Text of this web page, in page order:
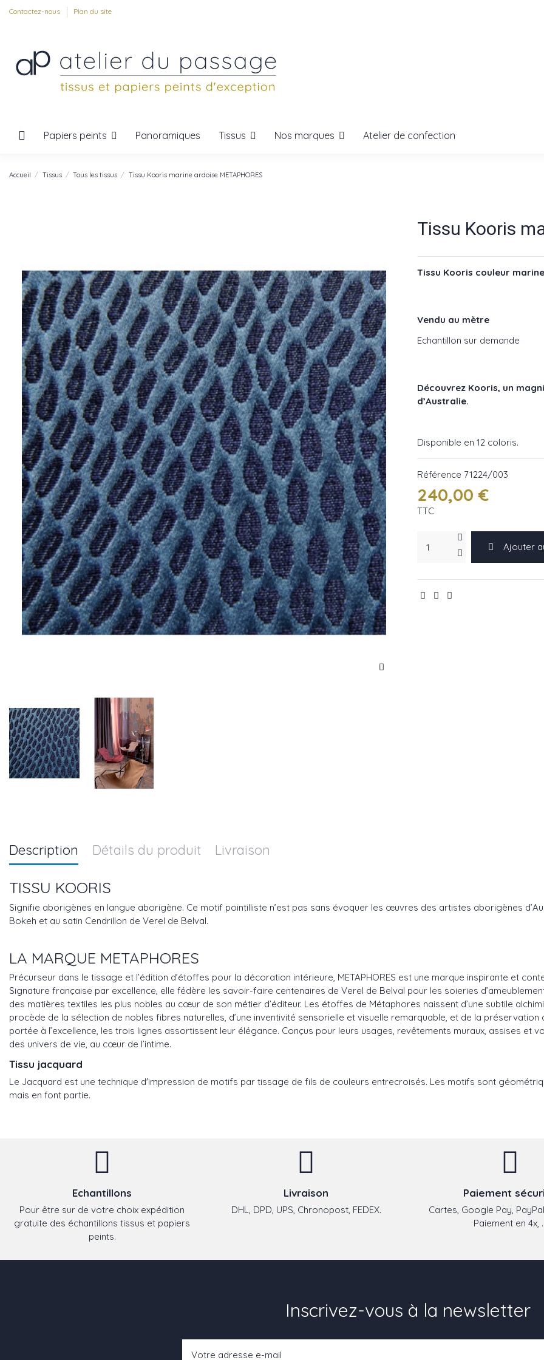
Contactez-nous Plan du site
Papiers peints Panoramiques Tissus Nos marques Atelier de confection
Accueil Tissus Tous les tissus Tissu Kooris marine ardoise METAPHORES
Tissu Kooris
Tissu Kooris couleur
Vendu au mètre
Echantillon sur demande
Découvrez Kooris, un
d’Australie.
Disponible en 12 coloris.
Référence 71224/003
240,00 €
TTC
Ajouter
Description Détails du produit Livraison
TISSU KOORIS
Signifie aborigènes en langue aborigène. Ce motif pointilliste n’est pas sans évoquer les œuvres des artistes aborigènes
Bokeh et au satin Cendrillon de Verel de Belval.
LA MARQUE METAPHORES
Précurseur dans le tissage et l’édition d’étoffes pour la décoration intérieure, METAPHORES est une marque inspirante et
Signature française par excellence, elle fédère les savoir-faire centenaires de Verel de Belval pour les soieries
des matières textiles les plus nobles au cœur de son métier d’éditeur. Les étoffes de Métaphores naissent d’une subtile
procède de la sélection de nobles fibres naturelles, d’une inventivité sensorielle et visuelle remarquable, et de la
portée à l’excellence, les trois lignes assortissent leur élégance. Conçus pour leurs usages, revêtements muraux, assises et
des univers de vie, au cœur de l’intime.
Tissu jacquard
Le Jacquard est une technique d'impression de motifs par tissage de fils de couleurs entrecroisés. Les motifs sont
mais en font partie.
Echantillons
Pour être sur de votre choix expédition
gratuite des échantillons tissus et papiers
peints.
Livraison
DHL, DPD, UPS, Chronopost, FEDEX.
Paiement
Cartes, Google Pay,
Paiement en 4x,
Inscrivez-vous à la newsletter